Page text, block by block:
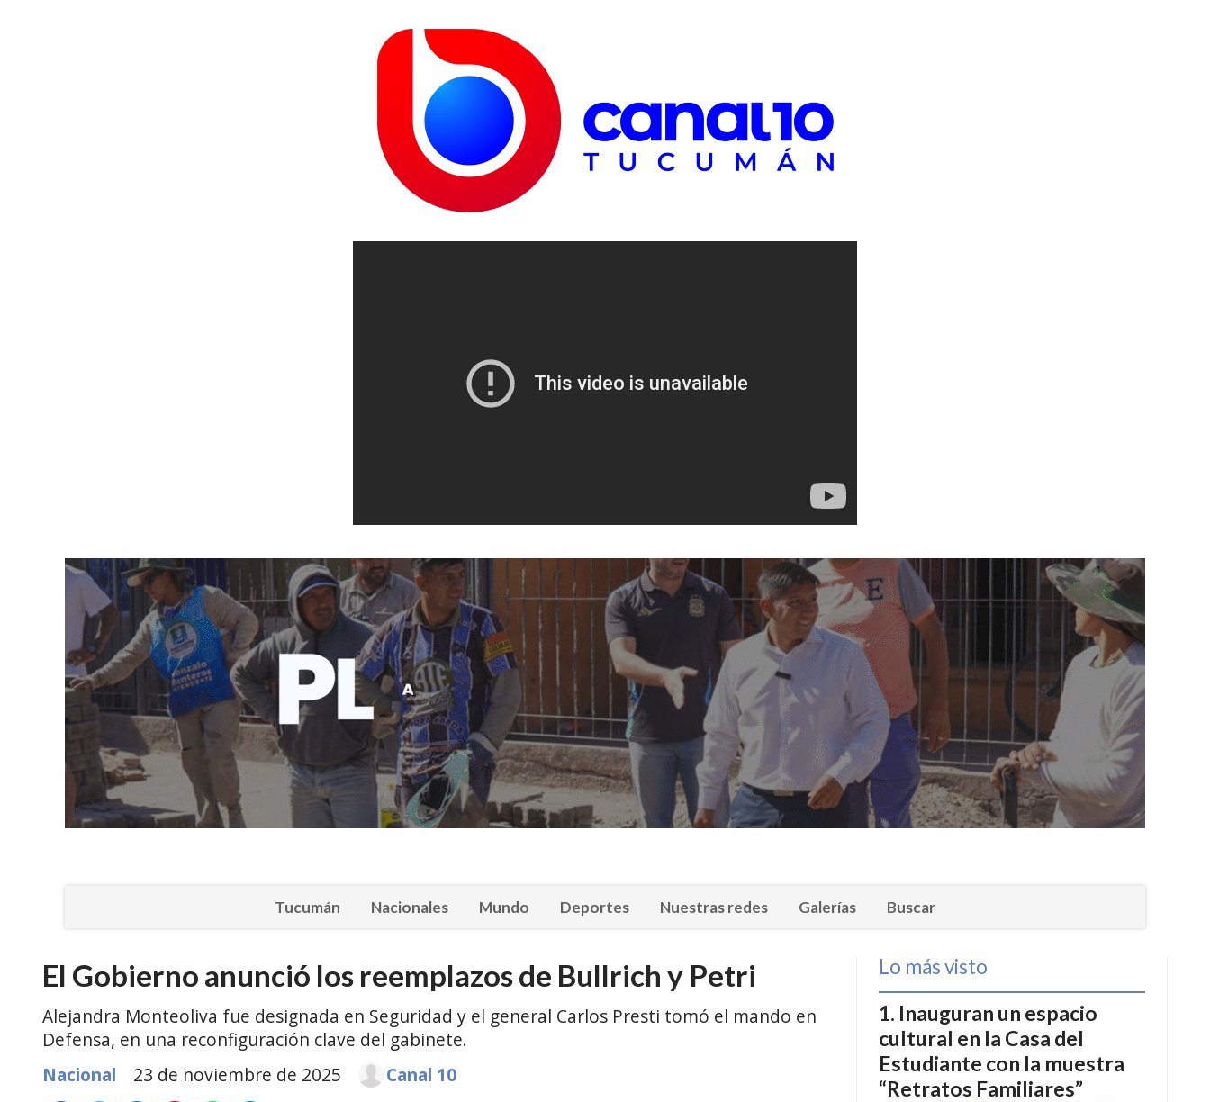
Tucumán Nacionales Mundo Deportes Nuestras redes Galerías Buscar
El Gobierno anunció los reemplazos de Bullrich y Petri
Alejandra Monteoliva fue designada en Seguridad y el general Carlos Presti tomó el mando en
Defensa, en una reconfiguración clave del gabinete.
Nacional
23 de noviembre de 2025 Canal 10
Lo más visto
Inauguran un espacio
cultural en la Casa del
Estudiante con la muestra
“Retratos Familiares”